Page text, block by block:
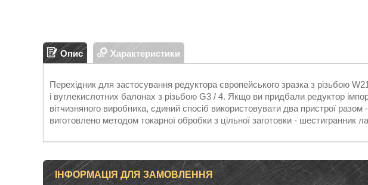
Опис Характеристики
Перехідник для застосування редуктора європейського зразка з різьбою
і вуглекислотних балонах з різьбою G3 / 4. Якщо ви придбали редуктор
вітчизняного виробника, єдиний спосіб використовувати два пристрої разом
виготовлено методом токарної обробки з цільної заготовки - шестигранник
ІНФОРМАЦІЯ ДЛЯ ЗАМОВЛЕННЯ